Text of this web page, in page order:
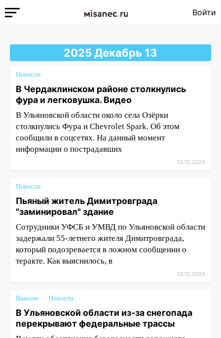
Войти
2025 Декабрь 13
Новости
В Чердаклинском районе столкнулись
фура и легковушка. Видео
В Ульяновской области около села Озёрки
столкнулись Фура и Chevrolet Spark. Об этом
сообщили в соцсетях. На данный момент
информации о пострадавших
13.12.2025
Новости
Пьяный житель Димитровграда
"заминировал" здание
Сотрудники УФСБ и УМВД по Ульяновской области
задержали 55-летнего жителя Димитровграда,
который подозревается в ложном сообщении о
теракте. Как выяснилось, в
13.12.2025
Важное Новости
В Ульяновской области из-за снегопада
перекрывают федеральные трассы